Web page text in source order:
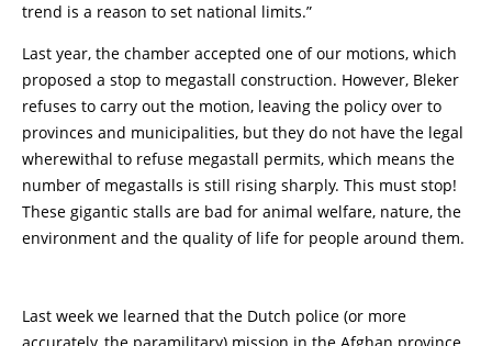
trend is a reason to set national limits.”
Last year, the chamber accepted one of our motions, which
proposed a stop to megastall construction. However, Bleker
refuses to carry out the motion, leaving the policy over to
provinces and municipalities, but they do not have the legal
wherewithal to refuse megastall permits, which means the
number of megastalls is still rising sharply. This must stop!
These gigantic stalls are bad for animal welfare, nature, the
environment and the quality of life for people around them.
Last week we learned that the Dutch police (or more